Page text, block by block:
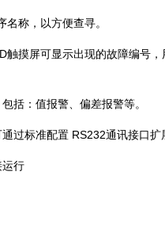
称，以方便查寻。
触摸屏可显示出现的故障编号
括：值报警、偏差报警等。
过标准配置 RS232通讯接口
运行